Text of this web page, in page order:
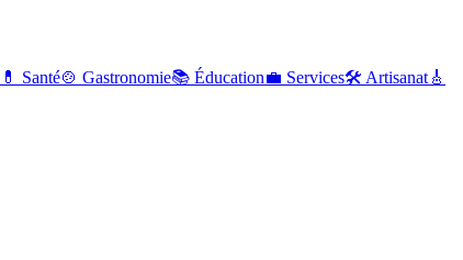
💊 Santé🍲 Gastronomie📚 Éducation💼 Services🛠 Artisanat 🎸